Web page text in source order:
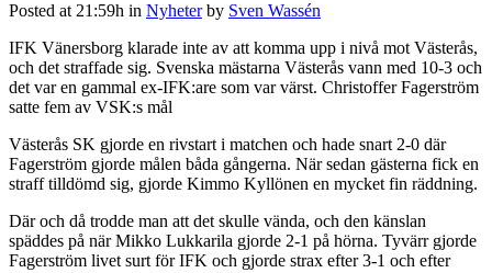
Posted at 21:59h in Nyheter by Sven Wassén
IFK Vänersborg klarade inte av att komma upp i nivå mot Västerås,
och det straffade sig. Svenska mästarna Västerås vann med 10-3 och
det var en gammal ex-IFK:are som var värst. Christoffer Fagerström
satte fem av VSK:s mål
Västerås SK gjorde en rivstart i matchen och hade snart 2-0 där
Fagerström gjorde målen båda gångerna. När sedan gästerna fick en
straff tilldömd sig, gjorde Kimmo Kyllönen en mycket fin räddning.
Där och då trodde man att det skulle vända, och den känslan
späddes på när Mikko Lukkarila gjorde 2-1 på hörna. Tyvärr gjorde
Fagerström livet surt för IFK och gjorde strax efter 3-1 och efter